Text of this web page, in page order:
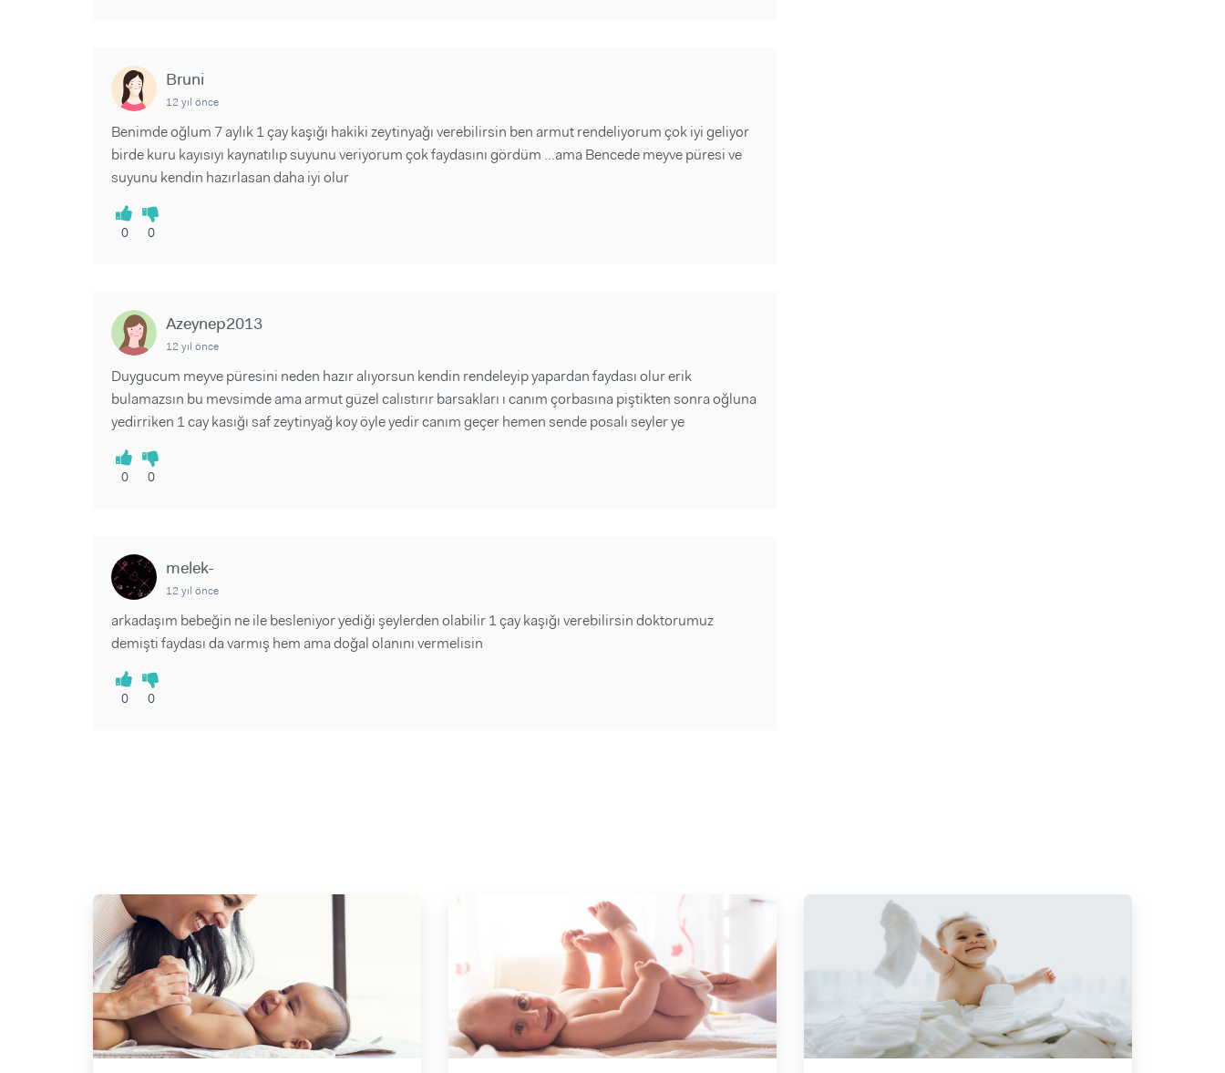
Bruni
12 yıl önce
Benimde oğlum 7 aylık 1 çay kaşığı hakiki zeytinyağı verebilirsin ben armut rendeliyorum çok iyi geliyor
birde kuru kayısıyı kaynatılıp suyunu veriyorum çok faydasını gördüm ...ama Bencede meyve püresi ve
suyunu kendin hazırlasan daha iyi olur
0 0
Azeynep2013
12 yıl önce
Duygucum meyve püresini neden hazır alıyorsun kendin rendeleyip yapardan faydası olur erik
bulamazsın bu mevsimde ama armut güzel calıstırır barsakları ı canım çorbasına piştikten sonra oğluna
yedirriken 1 cay kasığı saf zeytinyağ koy öyle yedir canım geçer hemen sende posalı seyler ye
0 0
melek-
12 yıl önce
arkadaşım bebeğin ne ile besleniyor yediği şeylerden olabilir 1 çay kaşığı verebilirsin doktorumuz
demişti faydası da varmış hem ama doğal olanını vermelisin
0 0